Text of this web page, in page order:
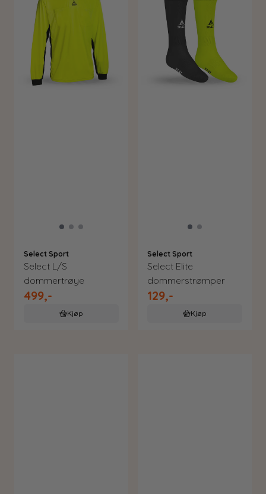
Select Sport
Select L/S
dommertrøye
499,-
Kjøp
Select Sport
Select Elite
dommerstrømper
129,-
Kjøp